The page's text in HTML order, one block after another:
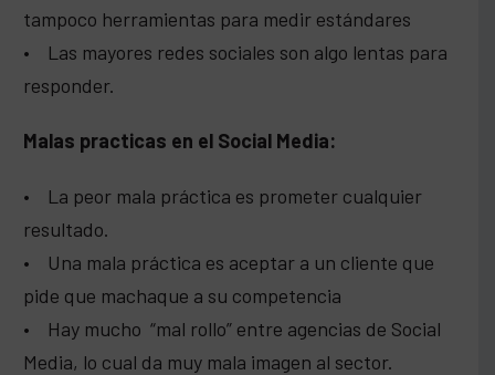
tampoco herramientas para medir estándares
• Las mayores redes sociales son algo lentas para
responder.
Malas practicas en el Social Media:
• La peor mala práctica es prometer cualquier
resultado.
• Una mala práctica es aceptar a un cliente que
pide que machaque a su competencia
• Hay mucho “mal rollo” entre agencias de Social
Media, lo cual da muy mala imagen al sector.